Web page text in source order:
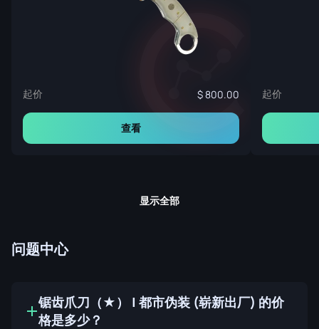
起价 800.00
查看
起价
显示全部
问题中心
锯齿爪刀（★） | 都市伪装 (崭新出厂) 的价
格是多少？